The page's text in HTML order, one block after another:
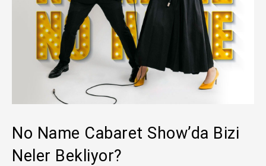
No Name Cabaret Show’da Bizi
Neler Bekliyor?